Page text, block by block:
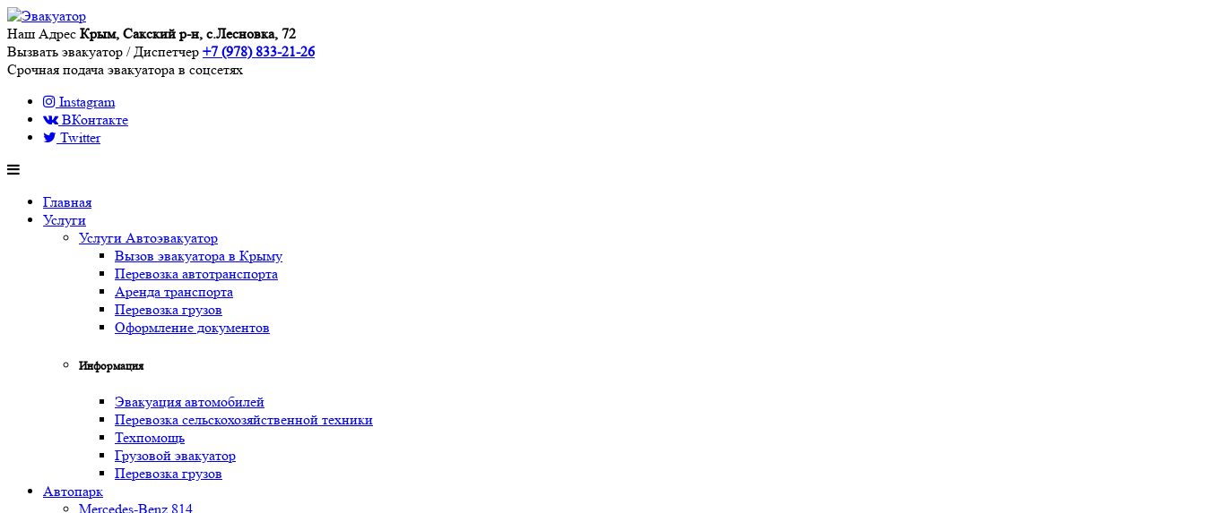
Наш Адрес Крым, Сакский р-н, с.Лесновка, 72
Вызвать эвакуатор / Диспетчер +7 (978) 833-21-26
Срочная подача эвакуатора в соцсетях
Instagram
ВКонтакте
Twitter
Главная
Услуги
Услуги Автоэвакуатор
Вызов эвакуатора в Крыму
Перевозка автотранспорта
Аренда транспорта
Перевозка грузов
Оформление документов
Информация
Эвакуация автомобилей
Перевозка сельскохозяйственной техники
Техпомощь
Грузовой эвакуатор
Перевозка грузов
Автопарк
Mercedes-Benz 814